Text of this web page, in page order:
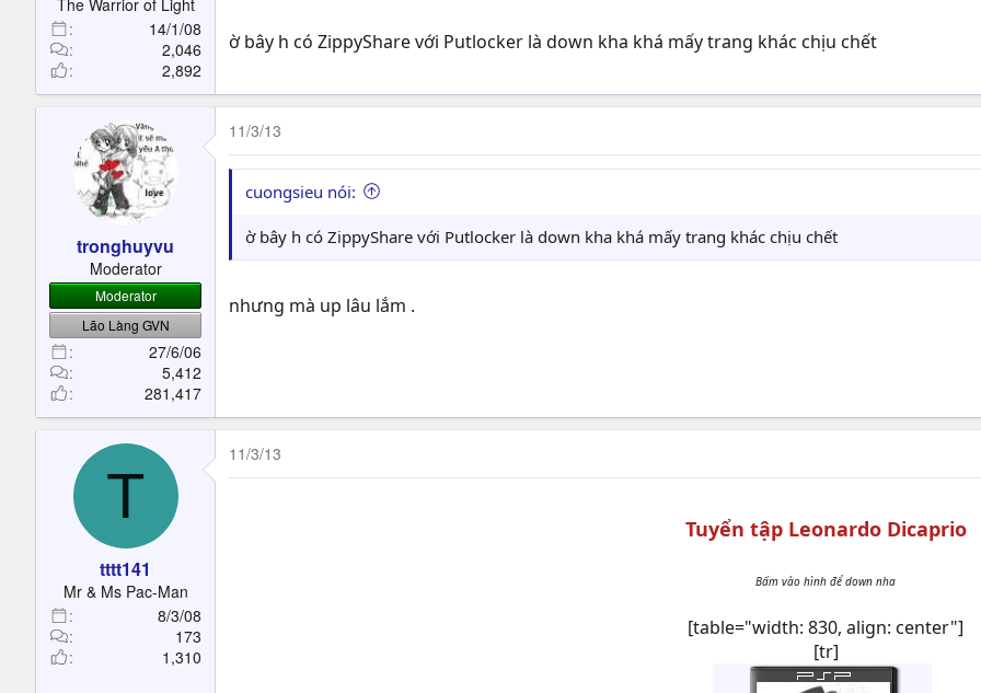
14/1/08
2,046
2,892
ờ bây h có ZippyShare với Putlocker là down kha khá mấy trang khác chịu chết
tronghuyvu
Moderator
Moderator
Lão Làng GVN
27/6/06
5,412
281,417
11/3/13
cuongsieu nói:
ờ bây h có ZippyShare với Putlocker là down kha khá mấy trang khác chịu chết
nhưng mà up lâu lắm .
T
tttt141
Mr & Ms Pac-Man
8/3/08
173
1,310
11/3/13
Tuyển tập Leonardo Dicaprio
Bấm vào hình để down nha
[table="width: 830, align: center"]
[tr]